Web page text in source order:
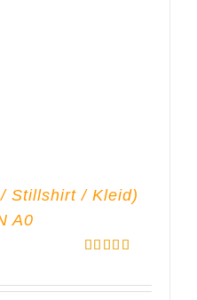
Stillshirt / Kleid)
A0
von 5